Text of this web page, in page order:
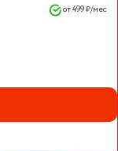
от 499 ₽/мес